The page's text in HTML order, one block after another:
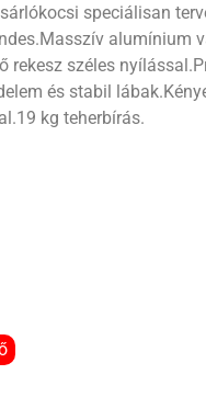
speciálisan
alumínium
rekesz széles
és stabil
kg teherbírás.